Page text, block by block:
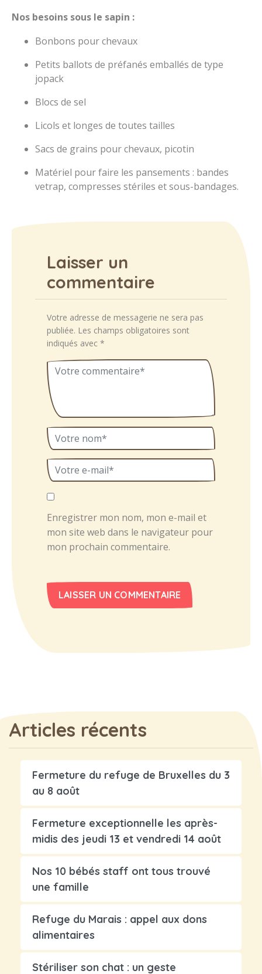
Nos besoins sous le sapin :
Bonbons pour chevaux
Petits ballots de préfanés emballés de type
jopack
Blocs de sel
Licols et longes de toutes tailles
Sacs de grains pour chevaux, picotin
Matériel pour faire les pansements : bandes
vetrap, compresses stériles et sous-bandages.
Laisser un
commentaire
Votre adresse de messagerie ne sera pas
publiée. Les champs obligatoires sont
indiqués avec *
Enregistrer mon nom, mon e-mail et
mon site web dans le navigateur pour
mon prochain commentaire.
Articles récents
Fermeture du refuge de Bruxelles du 3
au 8 août
Fermeture exceptionnelle les après-
midis des jeudi 13 et vendredi 14 août
Nos 10 bébés staff ont tous trouvé
une famille
Refuge du Marais : appel aux dons
alimentaires
Stériliser son chat : un geste